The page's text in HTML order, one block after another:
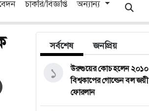
চাকরি/বিজ্ঞপ্তি অন্যান্য
সর্বশেষ জনপ্রিয়
উরুগুয়ের কোচ হলেন ২০১০
বিশ্বকাপের গোল্ডেন বল জয়ী
ফোরলান
১